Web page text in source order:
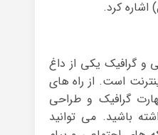
و گرافیک یکی از داغ
است. از راه های
گرافیک و طراحی
باشید. می توانید